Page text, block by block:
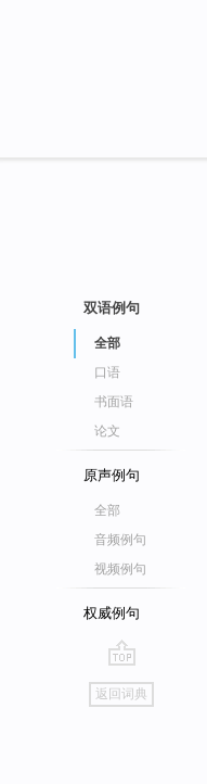
双语例句
全部
口语
书面语
论文
原声例句
全部
音频例句
视频例句
权威例句
go
top
返回词典